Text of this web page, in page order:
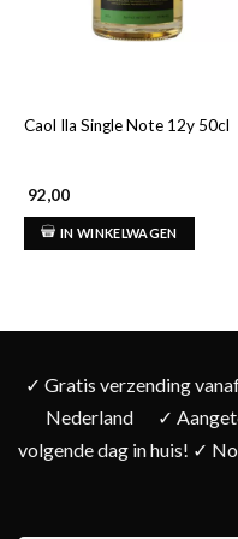
Caol Ila Single Note 12y 50cl
92,00
IN WINKELWAGEN
✓ Gratis verzending
Nederland
✓
volgende dag in huis! ✓